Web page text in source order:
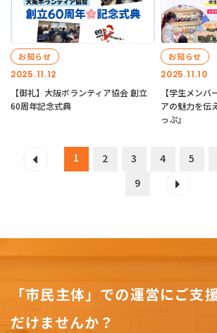
2025.11.12
お知らせ
【御礼】大阪ボランティア協会 創立
60周年記念式典
2025.11.10
お知らせ
【学生メン
アの魅力を伝
っぷ』
1 2 3 4 5
9
「市民主体」での運営にご支
だけませんか？